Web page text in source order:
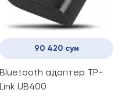
90 420 сум
Bluetooth адаптер TP-
Link UB400